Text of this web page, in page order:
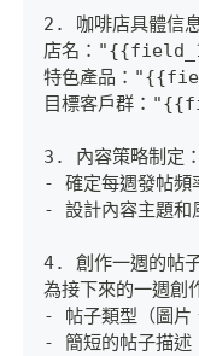
2. 咖啡店具體信息
店名：
特色產品：
目標客戶群：
3. 內容策略制定：
- 確定每週發帖頻
- 設計內容主題和
4. 創作一週的帖子
為接下來的一週創
- 帖子類型（圖片
- 簡短的帖子描述